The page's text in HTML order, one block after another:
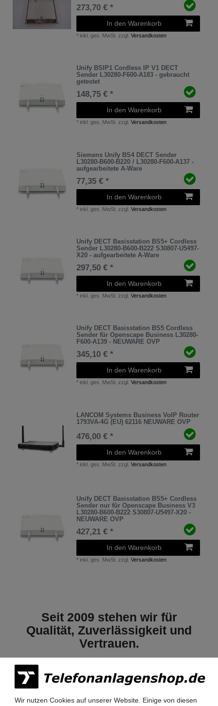
273,70 € *
In den Warenkorb
* inkl. ges. MwSt. zzgl.Versandkosten
Unify BSIP1 Cordless IP V1 DECT
Sender L30280-F600-A183 - gebraucht
getestet
148,75 € *
In den Warenkorb
* inkl. ges. MwSt. zzgl.Versandkosten
Siemens Unify BS4 DECT Sender
L30280-B600-B220 / L30280-F600-A137 -
aufgearbeitete A-Ware
77,35 € *
In den Warenkorb
* inkl. ges. MwSt. zzgl.Versandkosten
Unify DECT Basisstation BS5+ Cordless
Sender L30280-B600-B222 S30807-U5497-
X20 - aufgearbeitete A-Ware
297,50 € *
In den Warenkorb
* inkl. ges. MwSt. zzgl.Versandkosten
Unify DECT Basisstation BS5 Cordless
Sender für Openscape Business L30280-
F600-A139 - NEUWARE OVP
345,10 € *
In den Warenkorb
* inkl. ges. MwSt. zzgl.Versandkosten
LANCOM Systems Business VoIP Router
1793VA-4G (EU) 62116 NEUWARE OVP
476,00 € *
In den Warenkorb
* inkl. ges. MwSt. zzgl.Versandkosten
Unify DECT Basisstation BS5+ Cordless
Sender nur für Openscape Business V3
L30280-B600-B222 S30807-U5497-X20 -
NEUWARE OVP
427,21 € *
In den Warenkorb
* inkl. ges. MwSt. zzgl.Versandkosten
Seit 2009 stehen wir für
Qualität, Zuverlässigkeit und
Vertrauen.
Wir nutzen Cookies auf unserer Website. Einige von diesen